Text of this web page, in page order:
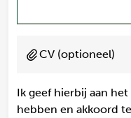
CV (optioneel)
Ik geef hierbij aan het
hebben en akkoord